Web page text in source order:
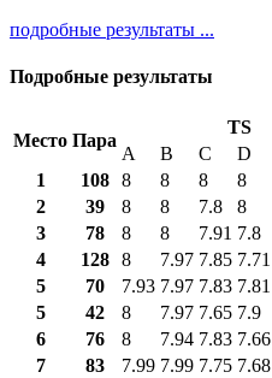
подробные результаты ...
Подробные результаты
Место Пара
TS
A B C D
1
108 8 8 8 8
2
39 8 8 7.8 8
3
78 8 8 7.91 7.8
4
128 8 7.97 7.85 7.71
5
70 7.93 7.97 7.83 7.81
5
42 8 7.97 7.65 7.9
6
76 8 7.94 7.83 7.66
7
83 7.99 7.99 7.75 7.68